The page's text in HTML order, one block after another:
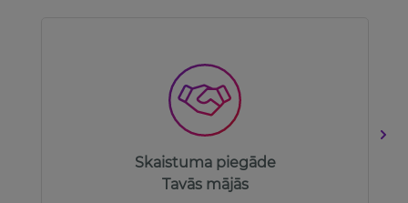
Skaistuma piegāde
Tavās mājās